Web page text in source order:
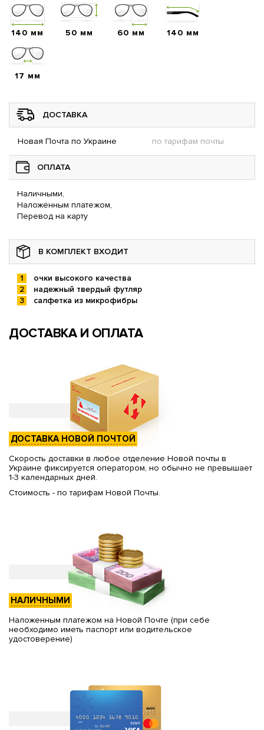
140 мм 50 мм 60 мм 140 мм
17 мм
ДОСТАВКА
Новая Почта по Украине по тарифам почты
ОПЛАТА
Наличными,
Наложенным платежом,
Перевод на карту
В КОМПЛЕКТ ВХОДИТ
очки высокого качества
надежный твердый футляр
салфетка из микрофибры
ДОСТАВКА И ОПЛАТА
ДОСТАВКА НОВОЙ ПОЧТОЙ
Скорость доставки в любое отделение Новой почты в
Украине фиксируется оператором, но обычно не превышает
1-3 календарных дней.
Стоимость - по тарифам Новой Почты.
НАЛИЧНЫМИ
Наложенным платежом на Новой Почте (при себе
необходимо иметь паспорт или водительское
удостоверение)